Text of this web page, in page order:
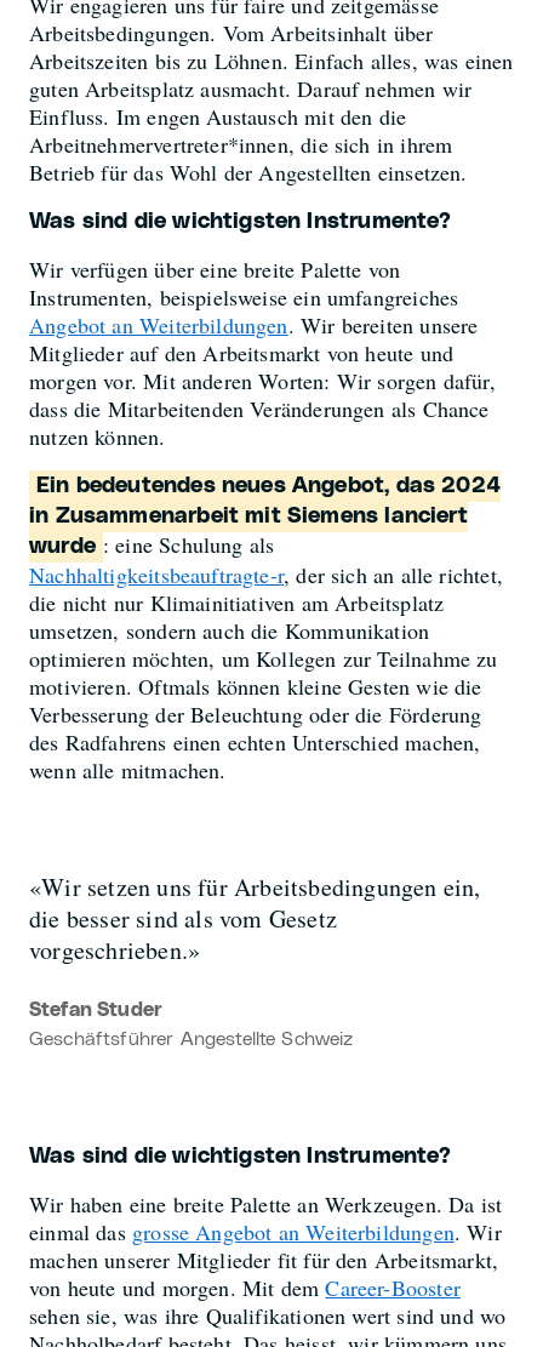
Arbeitsbedingungen. Vom Arbeitsinhalt über
Arbeitszeiten bis zu Löhnen. Einfach alles, was einen
guten Arbeitsplatz ausmacht. Darauf nehmen wir
Einfluss. Im engen Austausch mit den die
Arbeitnehmervertreter*innen, die sich in ihrem
Betrieb für das Wohl der Angestellten einsetzen.
Was sind die wichtigsten Instrumente?
Wir verfügen über eine breite Palette von
Instrumenten, beispielsweise ein umfangreiches
Angebot an Weiterbildungen. Wir bereiten unsere
Mitglieder auf den Arbeitsmarkt von heute und
morgen vor. Mit anderen Worten: Wir sorgen dafür,
dass die Mitarbeitenden Veränderungen als Chance
nutzen können.
Ein bedeutendes neues Angebot, das 2024
in Zusammenarbeit mit Siemens lanciert
wurde : eine Schulung als
Nachhaltigkeitsbeauftragte-r, der sich an alle richtet,
die nicht nur Klimainitiativen am Arbeitsplatz
umsetzen, sondern auch die Kommunikation
optimieren möchten, um Kollegen zur Teilnahme zu
motivieren. Oftmals können kleine Gesten wie die
Verbesserung der Beleuchtung oder die Förderung
des Radfahrens einen echten Unterschied machen,
wenn alle mitmachen.
«Wir setzen uns für Arbeitsbedingungen ein,
die besser sind als vom Gesetz
vorgeschrieben.»
Stefan Studer
Geschäftsführer Angestellte Schweiz
Was sind die wichtigsten Instrumente?
Wir haben eine breite Palette an Werkzeugen. Da ist
einmal das grosse Angebot an Weiterbildungen. Wir
machen unserer Mitglieder fit für den Arbeitsmarkt,
von heute und morgen. Mit demCareer-Booster
sehen sie, was ihre Qualifikationen wert sind und wo